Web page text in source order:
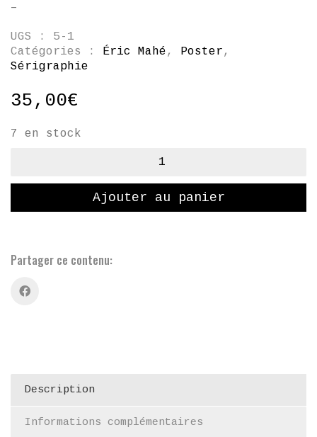
–
UGS : 5-1
Catégories : Éric Mahé, Poster,
Sérigraphie
35,00€
7 en stock
Cabane
Ajouter au panier
Partager ce contenu:
Description
Informations complémentaires